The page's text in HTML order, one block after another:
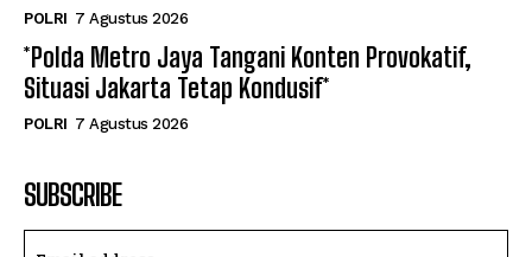
POLRI 7 Agustus 2026
*Polda Metro Jaya Tangani Konten Provokatif,
Situasi Jakarta Tetap Kondusif*
POLRI 7 Agustus 2026
SUBSCRIBE